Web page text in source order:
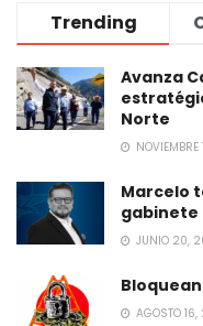
Trending
Avanza
Norte
Marcelo
gabinete
JUNIO 20,
AGOSTO